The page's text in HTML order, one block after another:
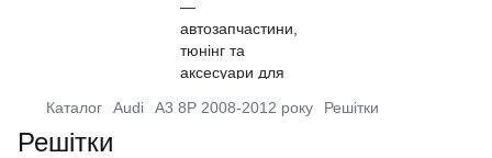
Каталог Audi A3 8P 2008-2012 року Решітки
Решітки